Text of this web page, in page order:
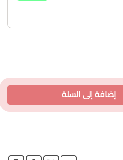
إضافة إلى السلة